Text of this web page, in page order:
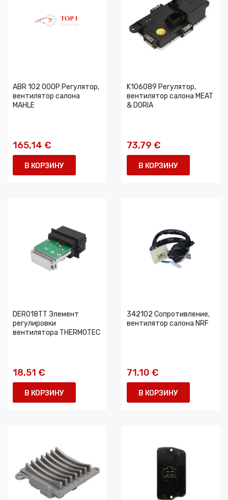
ABR 102 000P Регулятор,
вентилятор салона
MAHLE
165,14 €
В КОРЗИНУ
K106089 Регулятор,
вентилятор салона MEAT
& DORIA
73,79 €
В КОРЗИНУ
DER018TT Элемент
регулировки
вентилятора THERMOTEC
18,51 €
В КОРЗИНУ
342102 Сопротивление,
вентилятор салона NRF
71,10 €
В КОРЗИНУ